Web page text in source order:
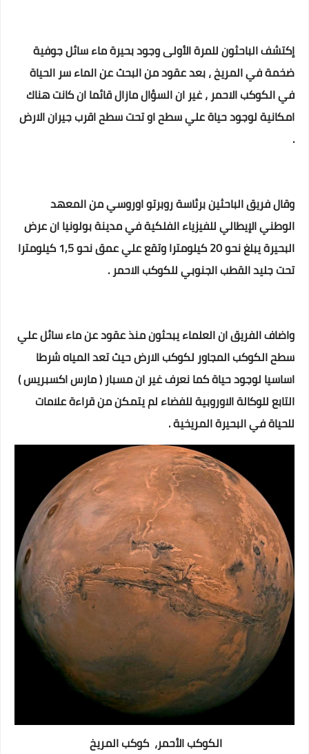
إكتشف الباحثون للمرة الأولى وجود بحيرة ماء سائل جوفية
ضخمة في المريخ ، بعد عقود من البحث عن الماء سر الحياة
في الكوكب الاحمر ، غير ان السؤال مازال قائما ان كانت هناك
امكانية لوجود حياة علي سطح او تحت سطح اقرب جيران الارض
.
وقال فريق الباحثين برئاسة روبرتو اوروسي من المعهد
الوطني الإيطالي للفيزياء الفلكية في مدينة بولونيا ان عرض
البحيرة يبلغ نحو 20 كيلومترا وتقع علي عمق نحو 1,5 كيلومترا
تحت جليد القطب الجنوبي للكوكب الاحمر .
واضاف الفريق ان العلماء يبحثون منذ عقود عن ماء سائل علي
سطح الكوكب المجاور لكوكب الارض حيث تعد المياه شرطا
اساسيا لوجود حياة كما نعرف غير ان مسبار ( مارس اكسبريس )
التابع للوكالة الاوروبية للفضاء لم يتمكن من قراءة علامات
للحياة في البحيرة المريخية .
الكوكب الأحمر، كوكب المريخ